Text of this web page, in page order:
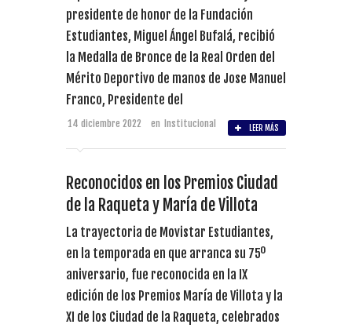
presidente de honor de la Fundación
Estudiantes, Miguel Ángel Bufalá, recibió
la Medalla de Bronce de la Real Orden del
Mérito Deportivo de manos de Jose Manuel
Franco, Presidente del
14 diciembre 2022 en Institucional LEER MÁS
Reconocidos en los Premios Ciudad
de la Raqueta y María de Villota
La trayectoria de Movistar Estudiantes,
en la temporada en que arranca su 75º
aniversario, fue reconocida en la IX
edición de los Premios María de Villota y la
XI de los Ciudad de la Raqueta, celebrados